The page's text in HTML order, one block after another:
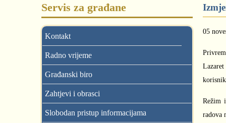
Servis za građane
Kontakt
Radno vrijeme
Građanski biro
Zahtjevi i obrasci
Slobodan pristup informacijama
05
Režim
radova